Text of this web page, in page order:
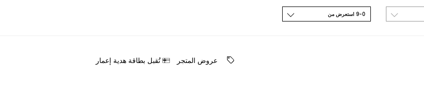
9-0 اﺳﺘﻌﺮﺽ ﻣﻦ
ﻋﺮﻭﺽ اﻟﻤﺘﺠﺮ ﺗُﻘﺒﻞ ﺑﻄﺎﻗﺔ ﻫﺪﻳﺔ ﺇﻋﻤﺎﺭ